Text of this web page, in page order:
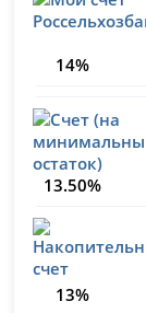
14%
13.50%
13%